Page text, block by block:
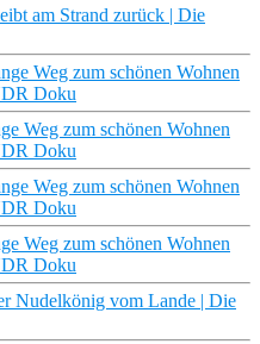
am Strand zurück | Die
Weg zum schönen Wohnen
Doku
Weg zum schönen Wohnen
Doku
Weg zum schönen Wohnen
Doku
Weg zum schönen Wohnen
Doku
Nudelkönig vom Lande | Die